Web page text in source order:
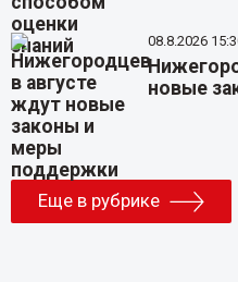
08.8.2026
новые
Еще в рубрике